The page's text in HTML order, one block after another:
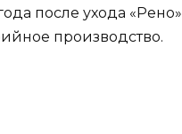
после ухода «Рено»
производство.